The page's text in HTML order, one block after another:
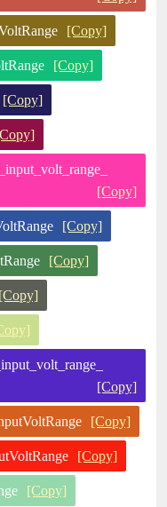
[Copy]
[Copy]
[Copy]
[Copy]
[Copy]
[Copy]
[Copy]
[Copy]
[Copy]
[Copy]
[Copy]